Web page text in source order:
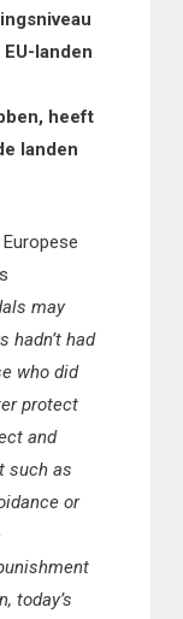
landen
heeft
landen
may
hadn’t had
who did
protect
and
such as
or
today’s